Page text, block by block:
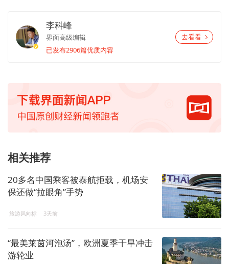
李科峰
界面高级编辑
已发布2906篇优质内容
去看看
相关推荐
20多名中国乘客被泰航拒载，机场安
保还做“拉眼角”手势
旅游风向标 3天前
“最美莱茵河泡汤”，欧洲夏季干旱冲击
游轮业